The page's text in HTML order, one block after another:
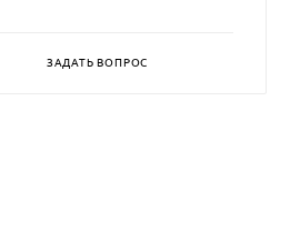
ЗАДАТЬ ВОПРОС